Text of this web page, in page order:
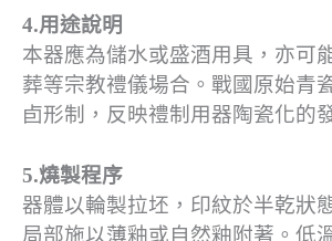
4.用途說明
本器應為儲水或盛酒用具，亦可
葬等宗教禮儀場合。戰國原始青
卣形制，反映禮制用器陶瓷化的
5.燒製程序
器體以輪製拉坯，印紋於半乾狀
局部施以薄釉或自然釉附著。低